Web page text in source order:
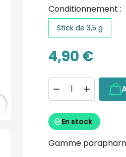
Conditionnement :
Stick de 3,5 g
4,90 €
 
En stock
Gamme